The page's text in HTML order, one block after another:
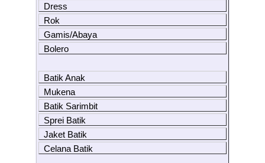
Dress
Rok
Gamis/Abaya
Bolero
Batik Anak
Mukena
Batik Sarimbit
Sprei Batik
Jaket Batik
Celana Batik